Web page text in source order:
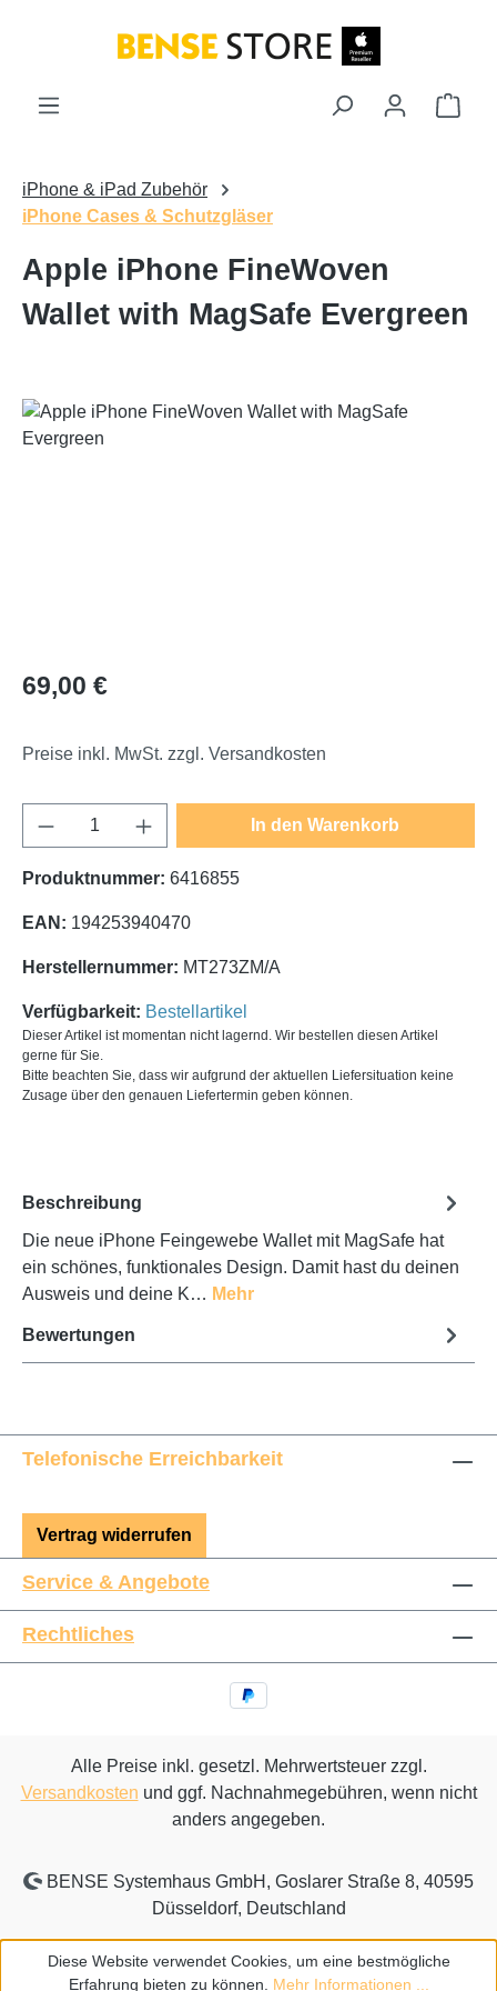
iPhone & iPad Zubehör
iPhone Cases & Schutzgläser
Apple iPhone FineWoven
Wallet with MagSafe Evergreen
Bildergalerie überspringen
Regulärer Preis:
69,00 €
Preise inkl. MwSt. zzgl. Versandkosten
Produkt Anzahl: Gib den gewünschten
In den Warenkorb
Produktnummer: 6416855
EAN: 194253940470
Herstellernummer: MT273ZM/A
Verfügbarkeit: Bestellartikel
Dieser Artikel ist momentan nicht lagernd. Wir bestellen diesen Artikel
gerne für Sie.
Bitte beachten Sie, dass wir aufgrund der aktuellen Liefersituation keine
Zusage über den genauen Liefertermin geben können.
Beschreibung
Die neue iPhone Feingewebe Wallet mit MagSafe hat
ein schönes, funktionales Design. Damit hast du deinen
Ausweis und deine K… Mehr
Bewertungen
Telefonische Erreichbarkeit
Vertrag widerrufen
Service & Angebote
Rechtliches
Alle Preise inkl. gesetzl. Mehrwertsteuer zzgl.
Versandkosten und ggf. Nachnahmegebühren, wenn nicht
anders angegeben.
BENSE Systemhaus GmbH, Goslarer Straße 8, 40595
Düsseldorf, Deutschland
Diese Website verwendet Cookies, um eine bestmögliche
Erfahrung bieten zu können. Mehr Informationen ...